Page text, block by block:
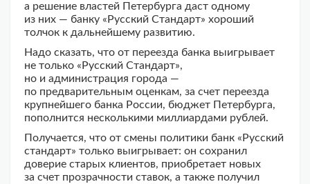
а решение властей Петербурга даст одному
из них — банку «Русский Стандарт» хороший
толчок к дальнейшему развитию.
Надо сказать, что от переезда банка выигрывает
не только «Русский Стандарт»,
но и администрация города —
по предварительным оценкам, за счет переезда
крупнейшего банка России, бюджет Петербурга,
пополнится несколькими миллиардами рублей.
Получается, что от смены политики банк «Русский
стандарт» только выигрывает: он сохранил
доверие старых клиентов, приобретает новых
за счет прозрачности ставок, а также получил